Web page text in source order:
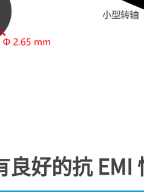
好的抗 EMI